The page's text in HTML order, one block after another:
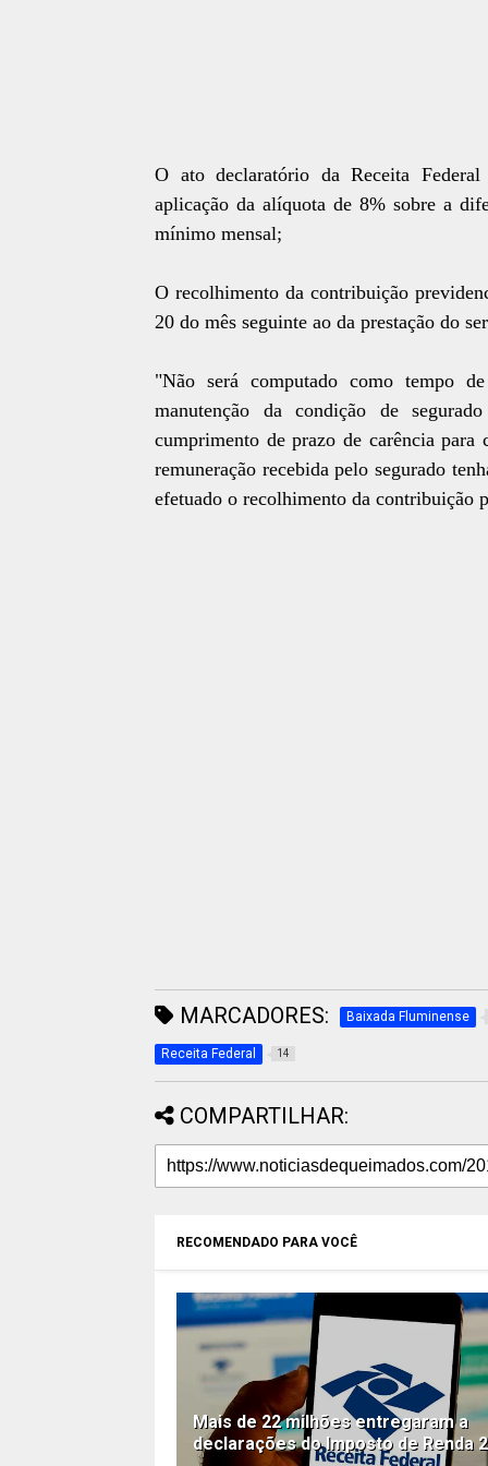
O ato declaratório da Receita
aplicação da alíquota de 8% sobre a
mínimo mensal;
O recolhimento da contribuição
20 do mês seguinte ao da prestação do
"Não será computado como tempo
manutenção da condição de
cumprimento de prazo de carência para
remuneração recebida pelo segurado
efetuado o recolhimento da contribuição
MARCADORES: Baixada Fluminense
Receita Federal 14
COMPARTILHAR:
RECOMENDADO PARA VOCÊ
Mais de 22 milhões entregaram a
declarações do Imposto de Renda